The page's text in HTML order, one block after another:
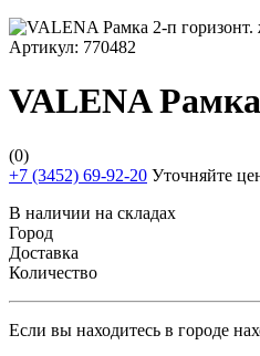
Артикул: 770482
VALENA
(0)
+7 (3452) 69-92-20 Уточняйте
В наличии на складах
Город
Доставка
Количество
Если вы находитесь в городе